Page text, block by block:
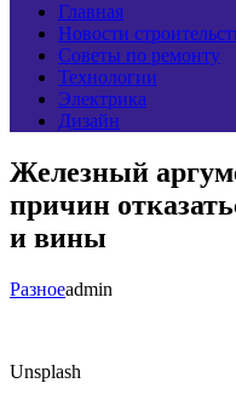
Главная
Новости
Советы по ремонту
Технологии
Электрика
Дизайн
Железный
причин
и вины
Разноеadmin
Unsplash